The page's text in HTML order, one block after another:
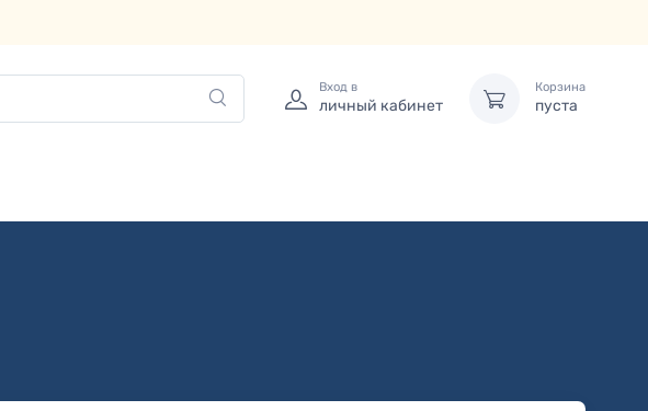
Вход в
личный кабинет
Корзина
пуста